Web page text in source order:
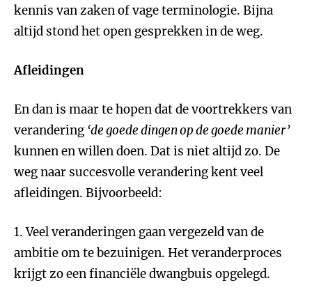
kennis van zaken of vage terminologie. Bijna
altijd stond het open gesprekken in de weg.
Afleidingen
En dan is maar te hopen dat de voortrekkers van
verandering ‘de goede dingen op de goede manier’
kunnen en willen doen. Dat is niet altijd zo. De
weg naar succesvolle verandering kent veel
afleidingen. Bijvoorbeeld:
1. Veel veranderingen gaan vergezeld van de
ambitie om te bezuinigen. Het veranderproces
krijgt zo een financiële dwangbuis opgelegd.